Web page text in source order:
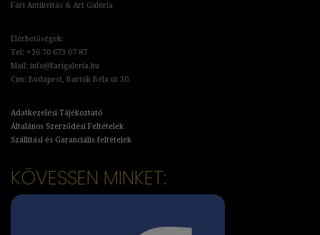
Fári Antikvitás & Art Galéria
Elérhetőségek:
Tel: +36 70 673 07 87
Mail: info@farigaleria.hu
Cím: Budapest, Bartók Béla út 30.
Adatkezelési Tájékoztató
Általános Szerződési Feltételek
Szállítási és Garanciális feltételek
KÖVESSEN MINKET: